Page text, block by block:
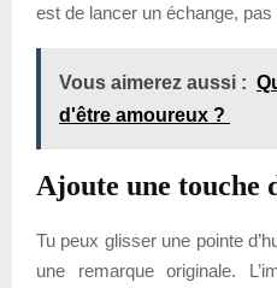
est de lancer un échange,
Vous aimerez aussi :
d'être amoureux ?
Ajoute une touche
Tu peux glisser une pointe
une remarque originale.